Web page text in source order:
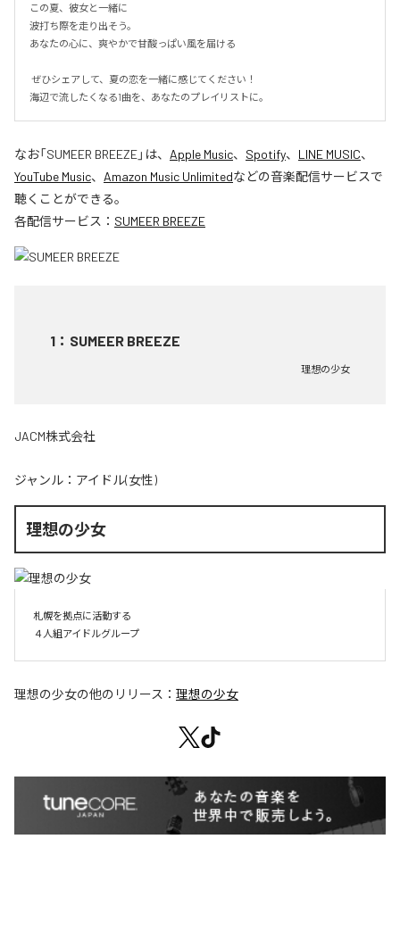
この夏、彼女と一緒に
波打ち際を走り出そう。
あなたの心に、爽やかで甘酸っぱい風を届ける
海辺で流したくなる1曲を、あなたのプレイリストに。
なお「SUMEER BREEZE」は、 Apple Music、 Spotify、 LINE MUSIC、
YouTube Music、 Amazon Music Unlimitedなどの音楽配信サービスで
聴くことができる。
各配信サービス： SUMEER BREEZE
1 ： SUMEER BREEZE
理想の少女
JACM株式会社
ジャンル： アイドル(女性)
理想の少女
札幌を拠点に活動する
４人組アイドルグループ
理想の少女の他のリリース： 理想の少女